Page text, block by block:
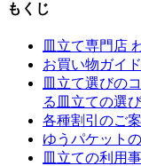
もくじ
皿立て専門店
お買い物ガイド
皿立て選びの
る皿立ての選
各種割引のご
ゆうパケット
皿立ての利用